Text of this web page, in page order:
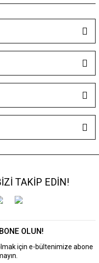
TAKİP EDİN!
OLUN!
için e-bültenimize abone